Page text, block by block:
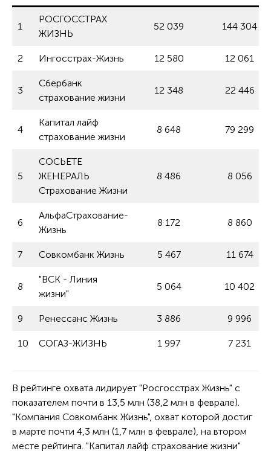
1
РОСГОССТРАХ
ЖИЗНЬ
52 039 144 304
2 Ингосстрах-Жизнь 12 580 12 061
3
Сбербанк
страхование жизни
12 348 22 446
4
Капитал лайф
страхование жизни
8 648 79 299
5
СОСЬЕТЕ
ЖЕНЕРАЛЬ
Страхование Жизни
8 486 8 056
6
АльфаСтрахование-
Жизнь
8 172 8 860
7 Совкомбанк Жизнь 5 467 11 674
8
"ВСК - Линия
жизни"
5 064 10 402
9 Ренессанс Жизнь 3 886 9 996
10 СОГАЗ-ЖИЗНЬ 1 997 7 231
В рейтинге охвата лидирует "Росгосстрах Жизнь" с
показателем почти в 13,5 млн (38,2 млн в феврале).
"Компания Совкомбанк Жизнь", охват которой достиг
в марте почти 4,3 млн (1,7 млн в феврале), на втором
месте рейтинга. "Капитал лайф страхование жизни"